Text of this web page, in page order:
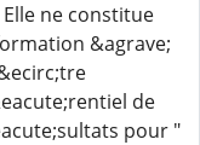
ne constitue
&agrave;
de
pour "